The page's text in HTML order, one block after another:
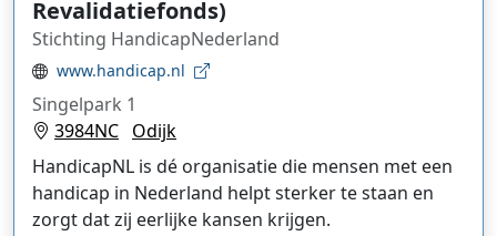
Revalidatiefonds)
Stichting HandicapNederland
www.handicap.nl
Singelpark 1
3984NC Odijk
HandicapNL is dé organisatie die mensen met een
handicap in Nederland helpt sterker te staan en
zorgt dat zij eerlijke kansen krijgen.